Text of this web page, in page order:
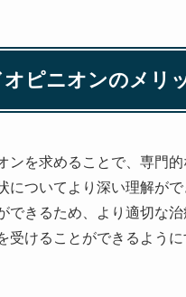
ピニオンのメリ
ンを求めることで、専門
についてより深い理解が
できるため、より適切な
受けることができるよう